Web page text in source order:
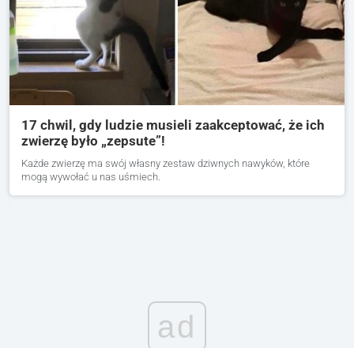
17 chwil, gdy ludzie musieli zaakceptować, że ich
zwierzę było „zepsute”!
Każde zwierzę ma swój własny zestaw dziwnych nawyków, które
mogą wywołać u nas uśmiech.
ad